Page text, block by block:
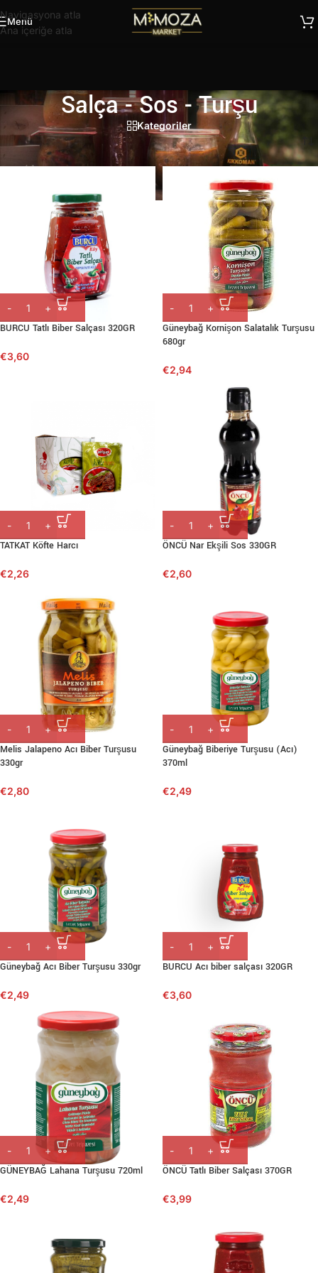
Navigasyona atla
Ana içeriğe atla
Menü
Salça - Sos - Turşu
Kategoriler
Ana Sayfa/Salça - Sos - Turşu
BURCU Tatlı Biber Salçası 320GR
€3,60
Güneybağ Kornişon Salatalık Turşusu
680gr
€2,94
TATKAT Köfte Harcı
€2,26
ÖNCÜ Nar Ekşili Sos 330GR
€2,60
Melis Jalapeno Acı Biber Turşusu
330gr
€2,80
Güneybağ Biberiye Turşusu (Acı)
370ml
€2,49
Güneybağ Acı Biber Turşusu 330gr
€2,49
BURCU Acı biber salçası 320GR
€3,60
GÜNEYBAĞ Lahana Turşusu 720ml
€2,49
ÖNCÜ Tatlı Biber Salçası 370GR
€3,99